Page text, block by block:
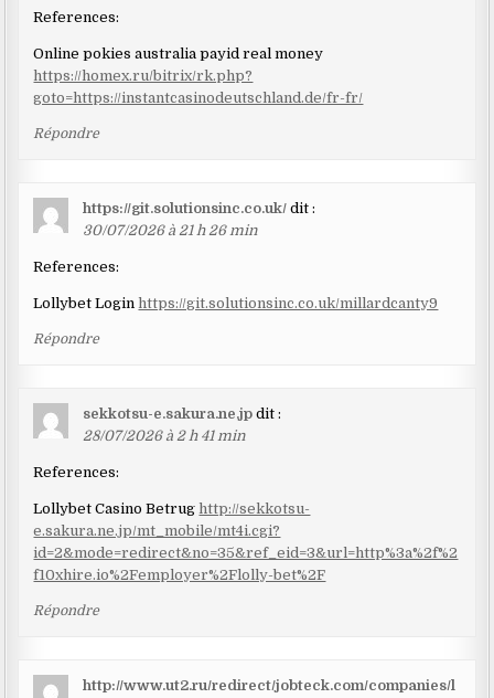
References:
Online pokies australia payid real money
https://homex.ru/bitrix/rk.php?
goto=https://instantcasinodeutschland.de/fr-fr/
Répondre
https://git.solutionsinc.co.uk/ dit :
30/07/2026 à 21 h 26 min
References:
Lollybet Loginhttps://git.solutionsinc.co.uk/millardcanty9
Répondre
sekkotsu-e.sakura.ne.jp dit :
28/07/2026 à 2 h 41 min
References:
Lollybet Casino Betrug http://sekkotsu-
e.sakura.ne.jp/mt_mobile/mt4i.cgi?
id=2&mode=redirect&no=35&ref_eid=3&url=http%3a%2f%2
f10xhire.io%2Femployer%2Flolly-bet%2F
Répondre
http://www.ut2.ru/redirect/jobteck.com/companies/l